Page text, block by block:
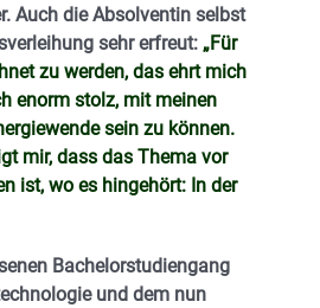
Auch die Absolventin selbst
sehr erfreut: „Für
zu werden, das ehrt mich
enorm stolz, mit meinen
sein zu können.
mir, dass das Thema vor
ist, wo es hingehört: In der
Bachelorstudiengang
und dem nun